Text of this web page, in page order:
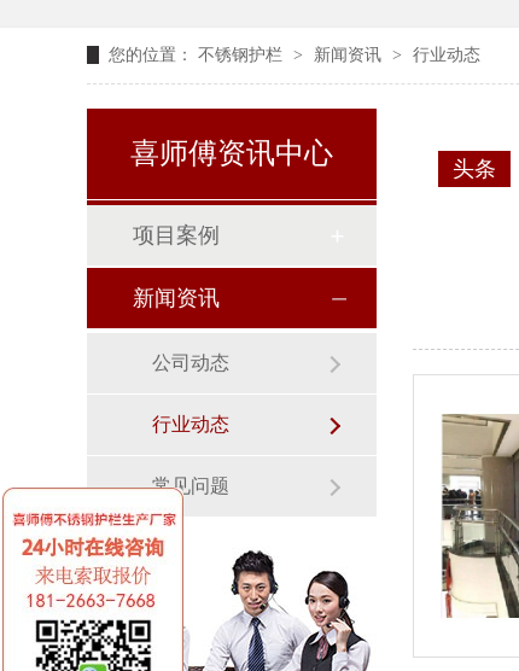
您的位置： 不锈钢护栏 > 新闻资讯 > 行业动态
头条
喜师傅资讯中心
项目案例
新闻资讯
公司动态
行业动态
常见问题